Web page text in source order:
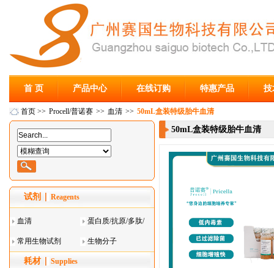
首 页 产品中心 在线订购 特惠产品 技
首页 >> Procell/普诺赛 >> 血清 >> 50mL盒装特级胎牛血清
试剂 Reagents
血清 蛋白质/抗原/多肽/
酶
常用生物试剂 生物分子
耗材 Supplies
50mL盒装特级胎牛血清